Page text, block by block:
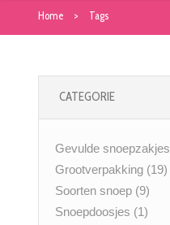
Home Tags
CATEGORIE
Gevulde snoepzakjes
Grootverpakking (19)
Soorten snoep (9)
Snoepdoosjes (1)